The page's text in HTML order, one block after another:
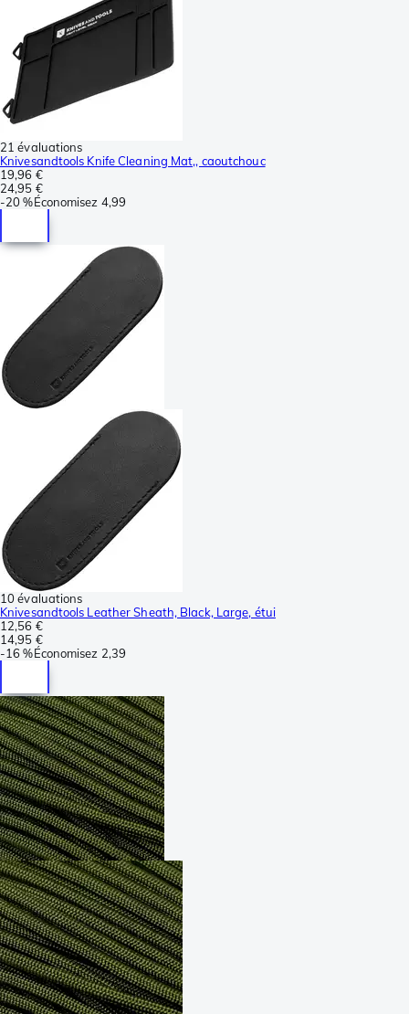
21 évaluations
Knivesandtools Knife Cleaning Mat,, caoutchouc
19,96 €
24,95 €
-20 %Économisez 4,99
10 évaluations
Knivesandtools Leather Sheath, Black, Large, étui
12,56 €
14,95 €
-16 %Économisez 2,39